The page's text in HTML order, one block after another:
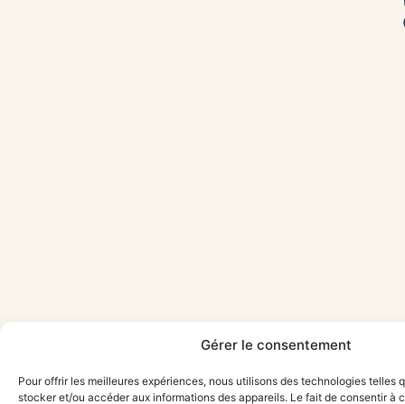
Gérer le consentement
Pour offrir les meilleures expériences, nous utilisons des technologies telles
stocker et/ou accéder aux informations des appareils. Le fait de consentir à